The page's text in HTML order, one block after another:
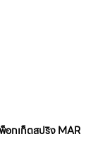
อกเก็ตสปริง